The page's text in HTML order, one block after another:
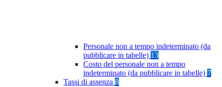
Personale non a tempo indeterminato (da
pubblicare in tabelle) 13
Costo del personale non a tempo
indeterminato (da pubblicare in tabelle) 7
Tassi di assenza 8